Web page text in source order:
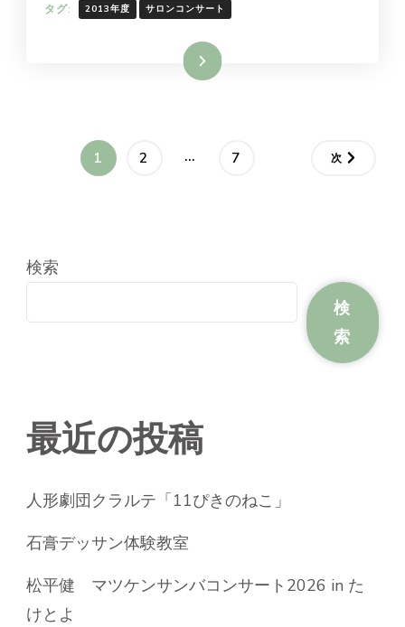
タグ: 2013年度 サロンコンサート
続きを読む
の
ペ
ー
送
固
ジ
1
固
ジ
2 …
固
ジ
7 次
検索
検
索
最近の投稿
人形劇団クラルテ「11ぴきのねこ」
石膏デッサン体験教室
松平健 マツケンサンバコンサート2026 in た
けとよ